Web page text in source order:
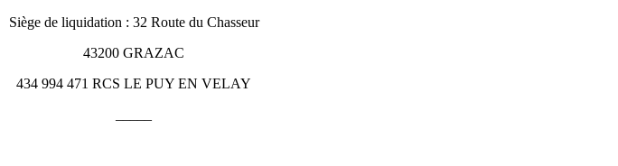
Siège de liquidation : 32 Route du Chasseur
43200 GRAZAC
434 994 471 RCS LE PUY EN VELAY